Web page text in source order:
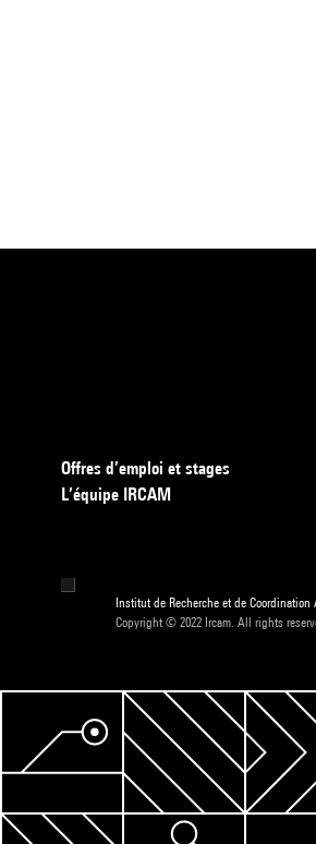
Offres d’emploi et stages
L’équipe IRCAM
Institut de Recherche et de
Copyright © 2022 Ircam. All rights